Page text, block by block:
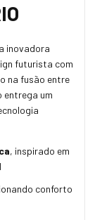
inovadora
futurista com
na fusão entre
entrega um
, inspirado em
conforto